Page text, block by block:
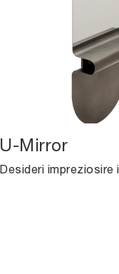
U-Mirror